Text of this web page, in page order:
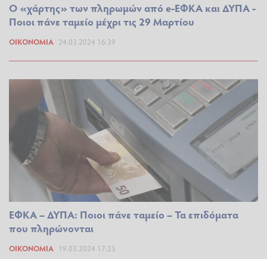
Ο «χάρτης» των πληρωμών από e-ΕΦΚΑ και ΔΥΠΑ -
Ποιοι πάνε ταμείο μέχρι τις 29 Μαρτίου
ΟΙΚΟΝΟΜΊΑ 24.03.2024 16:39
ΕΦΚΑ – ΔΥΠΑ: Ποιοι πάνε ταμείο – Τα επιδόματα
που πληρώνονται
ΟΙΚΟΝΟΜΊΑ 19.03.2024 17:25